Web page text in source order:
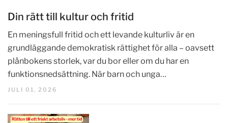
Din rätt till kultur och fritid
En meningsfull fritid och ett levande kulturliv är en
grundläggande demokratisk rättighet för alla – oavsett
plånbokens storlek, var du bor eller om du har en
funktionsnedsättning. När barn och unga…
JULI 01, 2026